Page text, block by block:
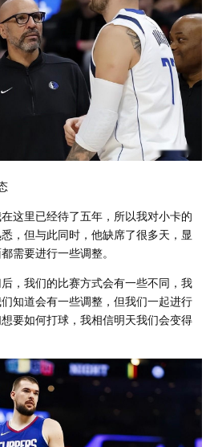
这里已经待了五年，所以我对小卡的
，但与此同时，他缺席了很多天，显
需要进行一些调整。
，我们的比赛方式会有一些不同，我
知道会有一些调整，但我们一起进行
要如何打球，我相信明天我们会变得